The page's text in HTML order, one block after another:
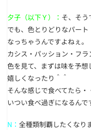
夕子（以下Ｙ）： そ、そう
でも、色とりどりなパー
なっちゃうんですよねぇ。
カシス・パッション・フラ
色を見て、まずは味を予想
嬉しくなったり＾＾
そんな感じで食べてたら
いつい食べ過ぎになるんで
N： 全種類制覇したくなり